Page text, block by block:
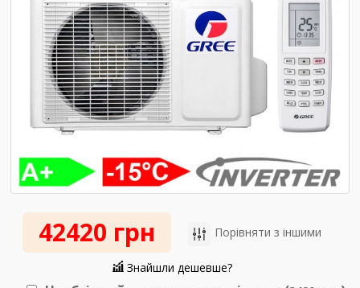
42420 грн Порівняти з іншими
Знайшли дешевше?